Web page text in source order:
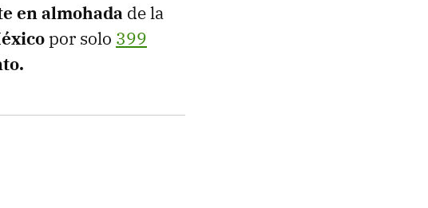
en almohada de la
por solo 399